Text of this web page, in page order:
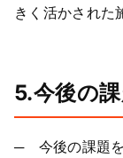
きく活かされた
5.今後の
─ 今後の課題を